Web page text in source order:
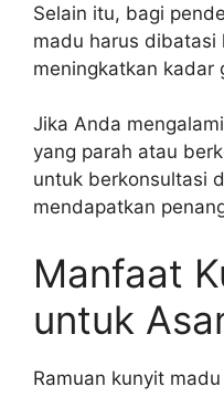
Selain itu, bagi
madu harus dibatasi
meningkatkan kadar
Jika Anda
yang parah atau
untuk berkonsultasi
mendapatkan
Manfaat
untuk
Ramuan kunyit